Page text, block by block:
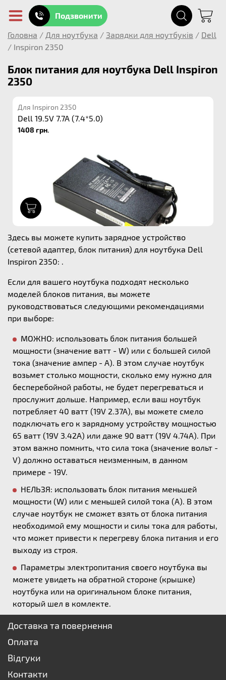
Подзвонити
Головна / Для ноутбука / Зарядки для ноутбуків / Dell
/ Inspiron 2350
Блок питания для ноутбука Dell Inspiron
2350
Для Inspiron 2350
Dell 19.5V 7.7A (7.4*5.0)
1408 грн.
Здесь вы можете купить зарядное устройство
(сетевой адаптер, блок питания) для ноутбука Dell
Inspiron 2350: .
Если для вашего ноутбука подходят несколько
моделей блоков питания, вы можете
руководствоваться следующими рекомендациями
при выборе:
МОЖНО: использовать блок питания большей
мощности (значение ватт - W) или с большей силой
тока (значение ампер - А). В этом случае ноутбук
возьмет столько мощности, сколько ему нужно для
бесперебойной работы, не будет перегреваться и
прослужит дольше. Например, если ваш ноутбук
потребляет 40 ватт (19V 2.37A), вы можете смело
подключать его к зарядному устройству мощностью
65 ватт (19V 3.42A) или даже 90 ватт (19V 4.74A). При
этом важно помнить, что сила тока (значение вольт -
V) должно оставаться неизменным, в данном
примере - 19V.
НЕЛЬЗЯ: использовать блок питания меньшей
мощности (W) или с меньшей силой тока (А). В этом
случае ноутбук не сможет взять от блока питания
необходимой ему мощности и силы тока для работы,
что может привести к перегреву блока питания и его
выходу из строя.
Параметры электропитания своего ноутбука вы
можете увидеть на обратной стороне (крышке)
ноутбука или на оригинальном блоке питания,
который шел в комлекте.
Доставка та повернення
Оплата
Відгуки
Контакти